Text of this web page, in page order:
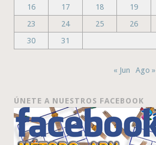
16
17 18 19
23
24 25 26
30
31
« Jun Ago »
ÚNETE A NUESTROS FACEBOOK